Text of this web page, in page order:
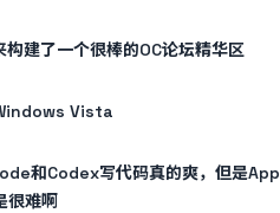
构建了一个很棒的OC论坛精华区
Vista
和Codex写代码真的爽，但是App
很难啊